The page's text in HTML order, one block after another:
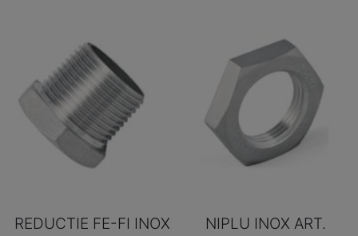
REDUCTIE FE-FI INOX
NIPLU INOX ART.